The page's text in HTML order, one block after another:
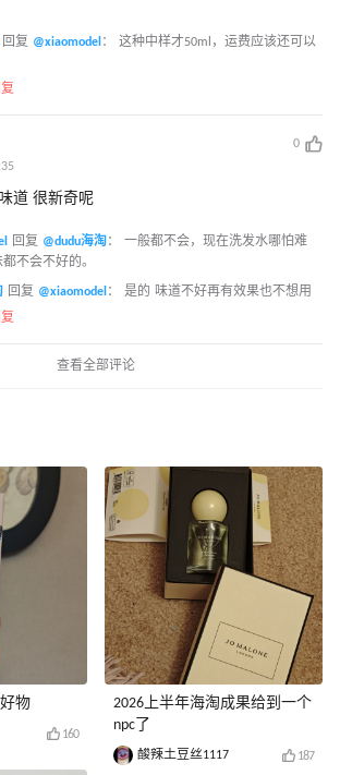
回复 @xiaomodel ： 这种中样才50ml，运费应该还可以
0
道 很新奇呢
回复 @dudu海淘： 一般都不会，现在洗发水哪怕难
不会不好的。
回复 @xiaomodel ： 是的 味道不好再有效果也不想用
查看全部评论
物
160
2026上半年海淘成果给到一个
npc了
酸辣土豆丝1117 187